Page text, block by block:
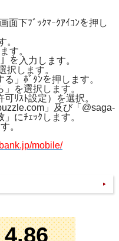
面下ﾌﾞｯｸﾏｰｸｱｲｺﾝを押し
。
す。
を入力します。
択します。
る」ﾎﾞﾀﾝを押します。
を選択します。
ﾘｽﾄ設定）を選択。
」及び「@saga-
にﾁｪｯｸします。
。
mobile/